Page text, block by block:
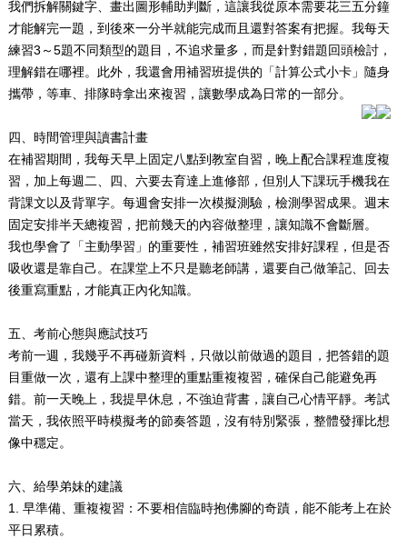
我們拆解關鍵字、畫出圖形輔助判斷，這讓我從原本需要花三五分鐘
才能解完一題，到後來一分半就能完成而且還對答案有把握。我每天
練習3～5題不同類型的題目，不追求量多，而是針對錯題回頭檢討，
理解錯在哪裡。此外，我還會用補習班提供的「計算公式小卡」隨身
攜帶，等車、排隊時拿出來複習，讓數學成為日常的一部分。
四、時間管理與讀書計畫
在補習期間，我每天早上固定八點到教室自習，晚上配合課程進度複
習，加上每週二、四、六要去育達上進修部，但別人下課玩手機我在
背課文以及背單字。每週會安排一次模擬測驗，檢測學習成果。週末
固定安排半天總複習，把前幾天的內容做整理，讓知識不會斷層。
我也學會了「主動學習」的重要性，補習班雖然安排好課程，但是否
吸收還是靠自己。在課堂上不只是聽老師講，還要自己做筆記、回去
後重寫重點，才能真正內化知識。
五、考前心態與應試技巧
考前一週，我幾乎不再碰新資料，只做以前做過的題目，把答錯的題
目重做一次，還有上課中整理的重點重複複習，確保自己能避免再
錯。前一天晚上，我提早休息，不強迫背書，讓自己心情平靜。考試
當天，我依照平時模擬考的節奏答題，沒有特別緊張，整體發揮比想
像中穩定。
六、給學弟妹的建議
1. 早準備、重複複習：不要相信臨時抱佛腳的奇蹟，能不能考上在於
平日累積。